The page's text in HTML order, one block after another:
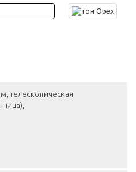
телескопическая